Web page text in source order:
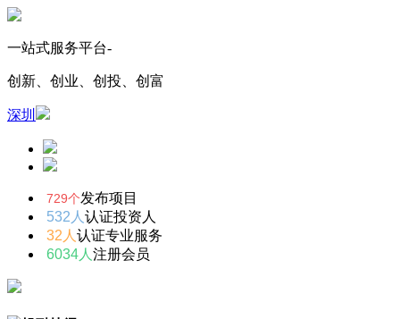
一站式服务平台-
创新、创业、创投、创富
深圳
729个发布项目
532人 认证投资人
32人 认证专业服务
6034人 注册会员